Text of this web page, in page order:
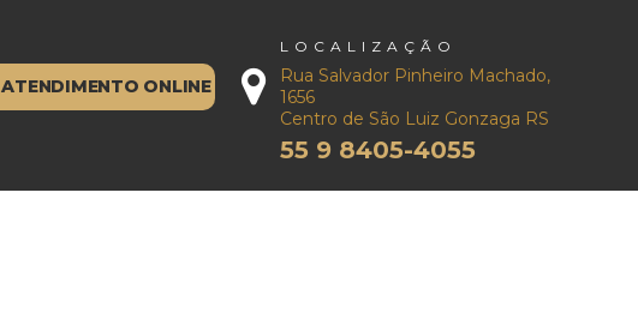
ATENDIMENTO ONLINE
LOCALIZAÇÃO
Rua Salvador Pinheiro Machado,
1656
Centro de São Luiz Gonzaga RS
55 9 8405-4055